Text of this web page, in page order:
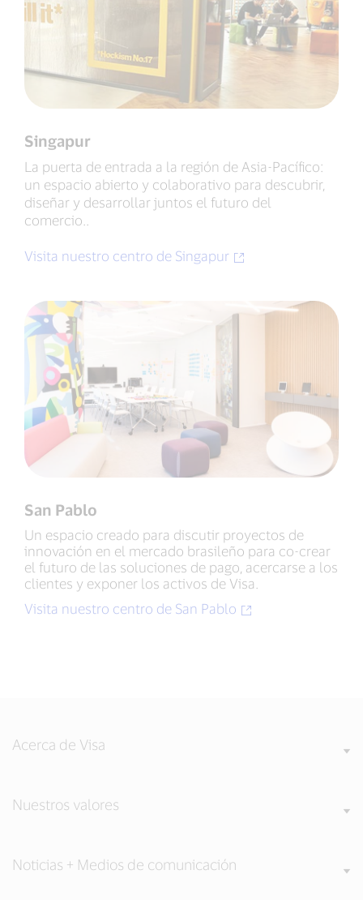
Singapur
La puerta de entrada a la región de Asia-Pacífico:
un espacio abierto y colaborativo para descubrir,
diseñar y desarrollar juntos el futuro del
comercio..
Visita nuestro centro de Singapur
San Pablo
Un espacio creado para discutir proyectos de
innovación en el mercado brasileño para co-crear
el futuro de las soluciones de pago, acercarse a los
clientes y exponer los activos de Visa.
Visita nuestro centro de San Pablo
Acerca de Visa
Nuestros valores
Noticias + Medios de comunicación